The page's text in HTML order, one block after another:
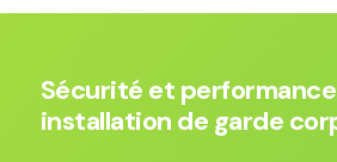
Sécurité et
installation de garde